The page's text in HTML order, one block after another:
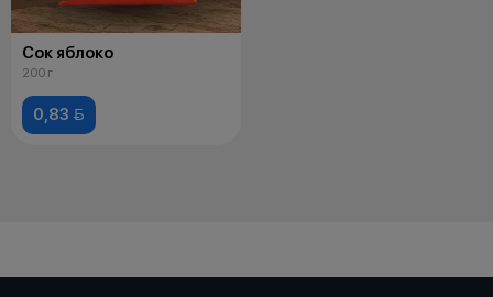
Сок яблоко
200 г
0,83 